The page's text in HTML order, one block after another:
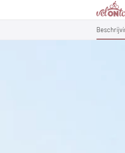
Italië
Duitsland